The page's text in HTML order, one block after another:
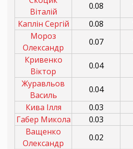
Віталій
0.08
Каплін Сергій
0.08
Мороз
Олександр
0.07
Кривенко
Віктор
0.04
Журавльов
Василь
0.04
Кива Ілля
0.03
Габер Микола
0.03
Ващенко
Олександр
0.02